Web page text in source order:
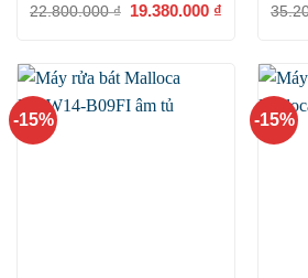
22.800.000₫
Giá
19.380.000 ₫
19.380.000 ₫.
-15% -15%